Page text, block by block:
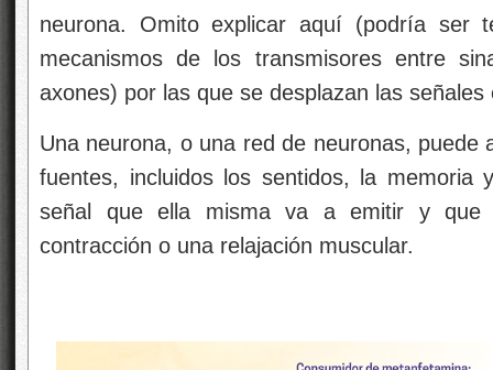
neurona. Omito explicar aquí (podría ser
mecanismos de los transmisores entre
axones) por las que se desplazan las
Una neurona, o una red de neuronas, puede
fuentes, incluidos los sentidos, la memoria
señal que ella misma va a emitir y que
contracción o una relajación muscular.